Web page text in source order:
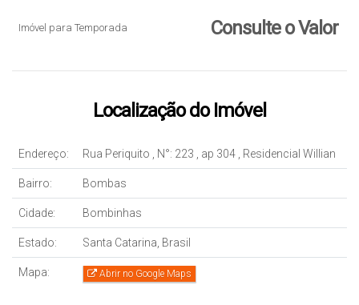
Consulte o Valor
Imóvel para Temporada
Localização do Imóvel
Endereço: Rua Periquito , N°: 223 , ap 304 , Residencial Willian
Bairro: Bombas
Cidade: Bombinhas
Estado: Santa Catarina, Brasil
Mapa: Abrir no Google Maps